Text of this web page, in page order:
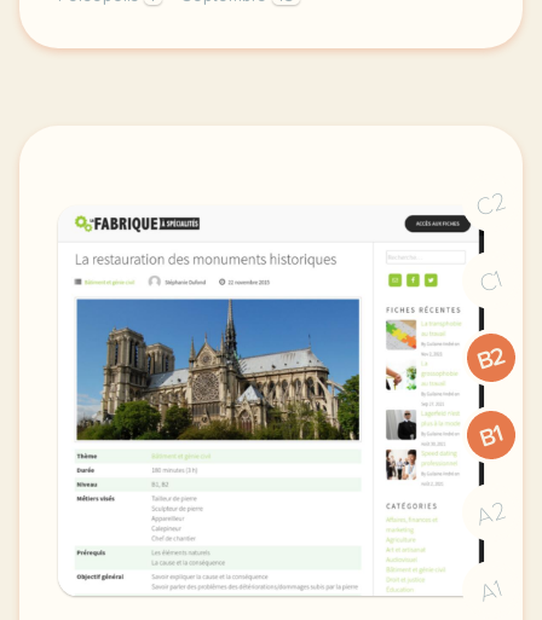
exercice a2 iran la cite antique de persepolis en
C2
C1
B2
B1
A2
A1